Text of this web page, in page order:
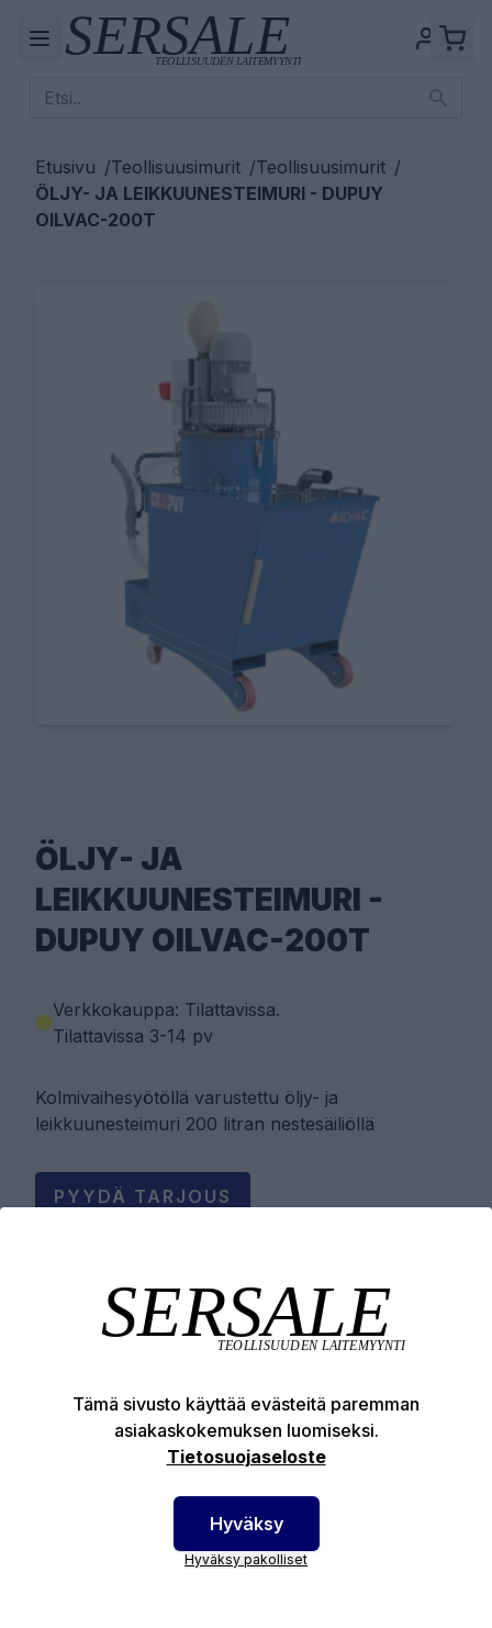
Etusivu /Teollisuusimurit /Teollisuusimurit /
ÖLJY- JA LEIKKUUNESTEIMURI - DUPUY
OILVAC-200T
ÖLJY- JA
LEIKKUUNESTEIMURI -
DUPUY OILVAC-200T
Verkkokauppa: Tilattavissa.
Tilattavissa 3-14 pv
Kolmivaihesyötöllä varustettu öljy- ja
leikkuunesteimuri 200 litran nestesäiliöllä
PYYDÄ TARJOUS
Tuotekuvaus
SERSALE OY MAALAUSLAITTEIDEN ERIKOISLIIKE
Tämä sivusto käyttää evästeitä paremman
asiakaskokemuksen luomiseksi.
Tietosuojaseloste
Hyväksy
Hyväksy pakolliset